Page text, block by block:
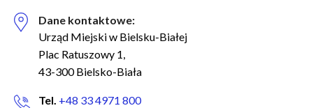
Dane kontaktowe:
Urząd Miejski w Bielsku-Białej
Plac Ratuszowy 1,
43-300 Bielsko-Biała
Tel. +48 33 4971 800